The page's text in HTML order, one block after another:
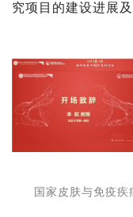
究项目的建设进展及
国家皮肤与免疫